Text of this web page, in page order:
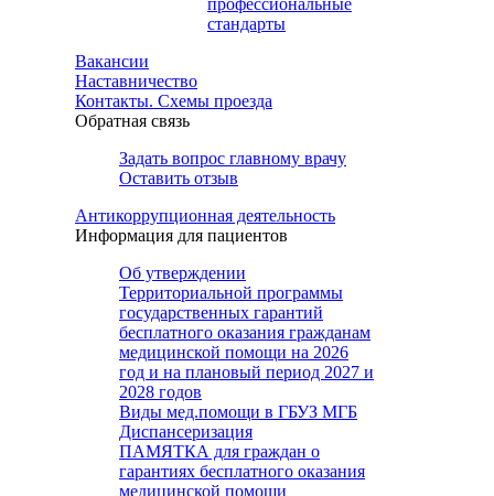
профессиональные
стандарты
Вакансии
Наставничество
Контакты. Схемы проезда
Обратная связь
Задать вопрос главному врачу
Оставить отзыв
Антикоррупционная деятельность
Информация для пациентов
Об утверждении
Территориальной программы
государственных гарантий
бесплатного оказания гражданам
медицинской помощи на 2026
год и на плановый период 2027 и
2028 годов
Виды мед.помощи в ГБУЗ МГБ
Диспансеризация
ПАМЯТКА для граждан о
гарантиях бесплатного оказания
медицинской помощи